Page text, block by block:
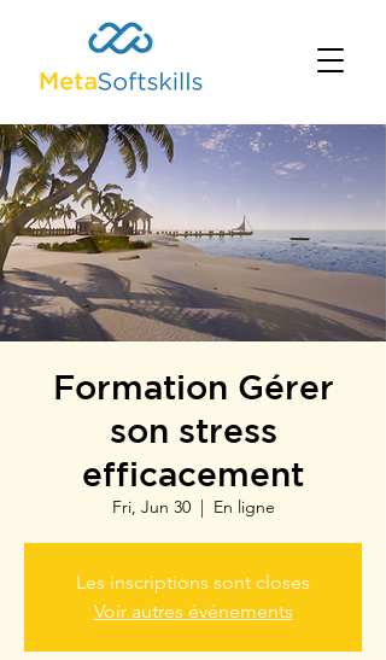
Formation Gérer
son stress
efficacement
Fri, Jun 30
  |
En ligne
Les inscriptions sont closes
Voir autres événements